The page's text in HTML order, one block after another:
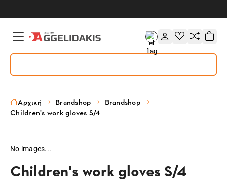
Αρχική Brandshop
Brandshop
Children's work gloves S/4
No images...
Children's work gloves S/4